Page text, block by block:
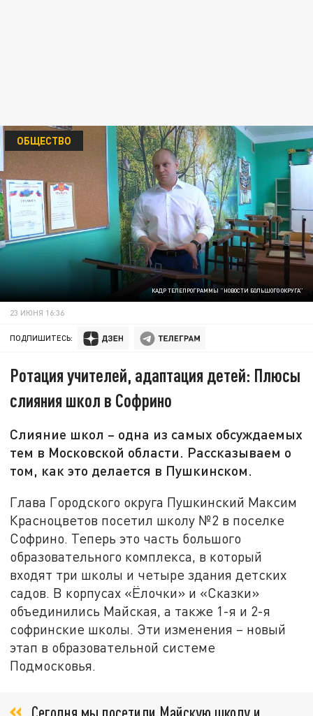
КАДР ТЕЛЕПРОГРАММЫ "НОВОСТИ БОЛЬШОГО ОКРУГА"
ОБЩЕСТВО
23 ИЮНЯ 16:36
ПОДПИШИТЕСЬ:
Ротация учителей, адаптация детей: Плюсы
слияния школ в Софрино
Слияние школ – одна из самых обсуждаемых
тем в Московской области. Рассказываем о
том, как это делается в Пушкинском.
Глава Городского округа Пушкинский Максим
Красноцветов посетил школу №2 в поселке
Софрино. Теперь это часть большого
образовательного комплекса, в который
входят три школы и четыре здания детских
садов. В корпусах «Ёлочки» и «Сказки»
объединились Майская, а также 1-я и 2-я
софринские школы. Эти изменения – новый
этап в образовательной системе
Подмосковья.